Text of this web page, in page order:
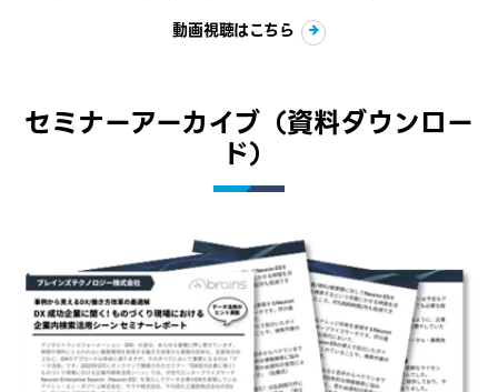
動画視聴はこちら
セミナーアーカイブ（資料ダウンロー
ド）